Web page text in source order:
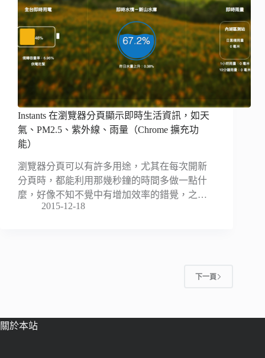
Instants 在瀏覽器分頁顯示即時生活資訊，如天
氣、PM2.5、紫外線、雨量（Chrome 擴充功
能）
瀏覽器分頁可以有許多用途，尤其在每次開新
分頁時，都能利用那幾秒鐘的時間多做一點什
麼，好像不知不覺中有增加效率的錯覺，之…
2015-12-18
下一頁
關於本站